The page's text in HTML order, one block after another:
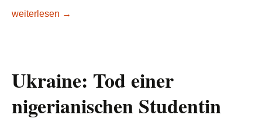
Russland verstärkt seine Sicherheitsdiplomatie in Afrika
weiterlesen →
Ukraine: Tod einer
nigerianischen Studentin